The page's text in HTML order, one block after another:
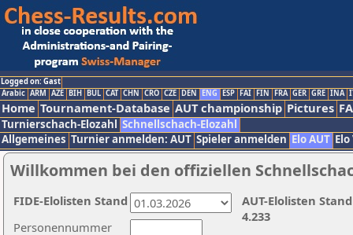
Logged on: Gast
Arabic ARM AZE BIH BUL CAT CHN CRO CZE DEN ENG ESP FAI FIN FRA GER GRE INA
Home Tournament-Database AUT championship Pictures
Turnierschach-Elozahl Schnellschach-Elozahl
Allgemeines Turnier anmelden: AUT Spieler anmelden Elo AUT
Willkommen bei den offiziellen
Personennummer
AUT-Elolisten
4.233
FIDE-Elolisten Stand